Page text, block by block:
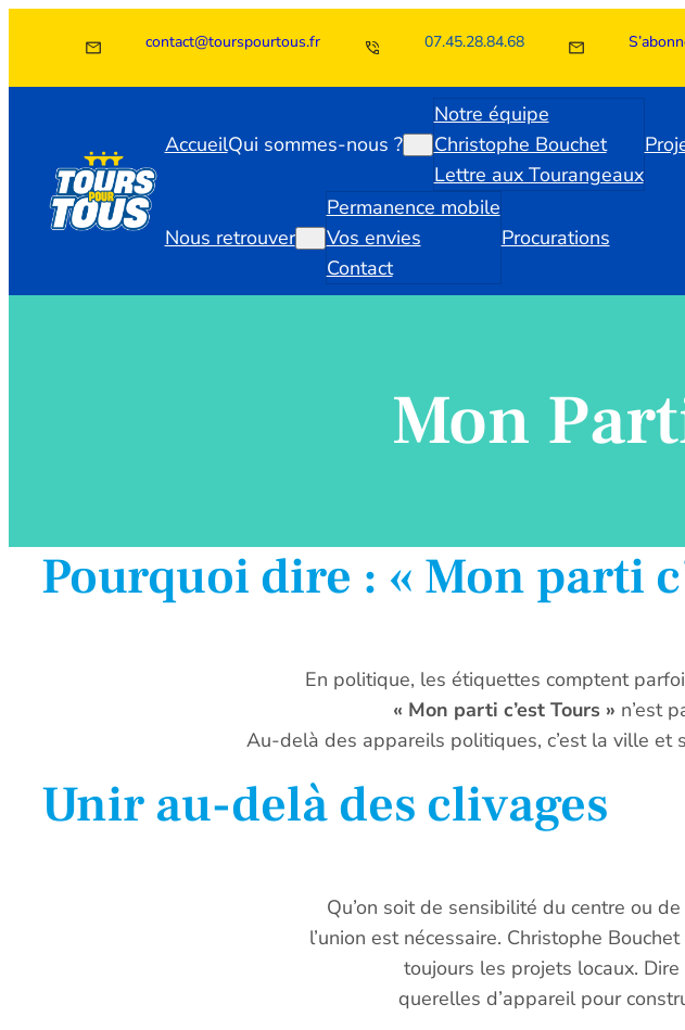
contenu
contact@tourspourtous.fr 07.45.28.84.68
AccueilQui sommes-nous ?
Notre équipe
Christophe Bouchet
Lettre aux Tourangeaux
Nous retrouver
Permanence mobile
Vos envies
Contact
Procurations
Mon
Pourquoi dire : « Mon parti
En politique, les étiquettes comptent
« Mon parti c’est Tours » n’est
Au-delà des appareils politiques, c’est la ville
Unir au-delà des clivages
Qu’on soit de sensibilité du centre ou
l’union est nécessaire. Christophe
toujours les projets locaux. Dire
querelles d’appareil pour